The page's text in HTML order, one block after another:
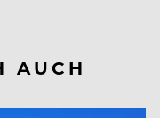
AUCH